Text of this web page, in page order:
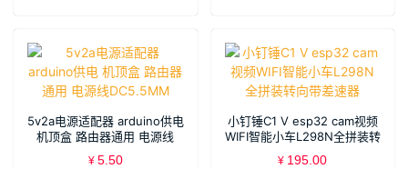
5v2a电源适配器 arduino供电
机顶盒 路由器通用 电源线
DC5.5MM
¥ 5.50
小钉锤C1 V esp32 cam视频
WIFI智能小车L298N全拼装转
向带差速器
¥ 195.00